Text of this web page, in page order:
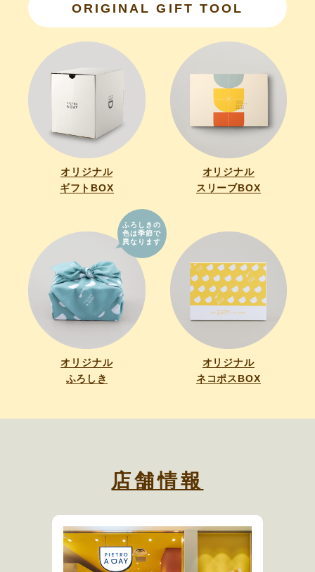
ORIGINAL GIFT TOOL
オリジナル
ギフトBOX
オリジナル
スリーブBOX
ふろしきの
色は季節で
異なります
オリジナル
ふろしき
オリジナル
ネコポスBOX
店舗情報